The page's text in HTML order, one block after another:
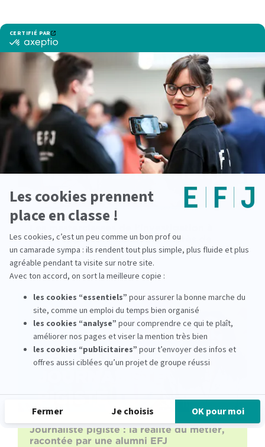
Voir d'autres actualités
l’EFJ : apprendre l’enquête auprès de
journalistes professionnels
lire la suite
Journaliste pigiste : la réalité du métier,
racontée par une alumni EFJ